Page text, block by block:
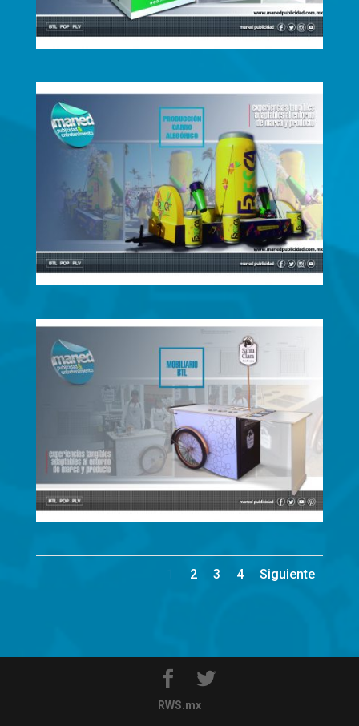
2 3 4 Siguiente
RWS.mx